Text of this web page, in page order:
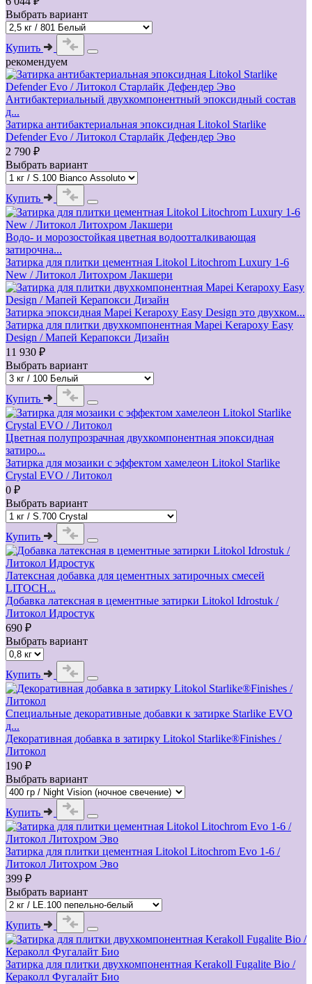
Выбрать вариант
Купить
рекомендуем
Антибактериальный двухкомпонентный эпоксидный состав
д...
Затирка антибактериальная эпоксидная Litokol Starlike
Defender Evo / Литокол Старлайк Дефендер Эво
2 790 ₽
Выбрать вариант
Купить
Водо- и морозостойкая цветная водоотталкивающая
затирочна...
Затирка для плитки цементная Litokol Litochrom Luxury 1-6
New / Литокол Литохром Лакшери
Затирка эпоксидная Mapei Kerapoxy Easy Design это двухком...
Затирка для плитки двухкомпонентная Mapei Kerapoxy Easy
Design / Мапей Керапокси Дизайн
11 930 ₽
Выбрать вариант
Купить
Цветная полупрозрачная двухкомпонентная эпоксидная
затиро...
Затирка для мозаики с эффектом хамелеон Litokol Starlike
Crystal EVO / Литокол
0 ₽
Выбрать вариант
Купить
Латексная добавка для цементных затирочных смесей
LITOCH...
Добавка латексная в цементные затирки Litokol Idrostuk /
Литокол Идростук
690 ₽
Выбрать вариант
Купить
Cпециальные декоративные добавки к затирке Starlike EVO
д...
Декоративная добавка в затирку Litokol Starlike®Finishes /
Литокол
190 ₽
Выбрать вариант
Купить
Затирка для плитки цементная Litokol Litochrom Evo 1-6 /
Литокол Литохром Эво
399 ₽
Выбрать вариант
Купить
Затирка для плитки двухкомпонентная Kerakoll Fugalite Bio /
Кераколл Фугалайт Био